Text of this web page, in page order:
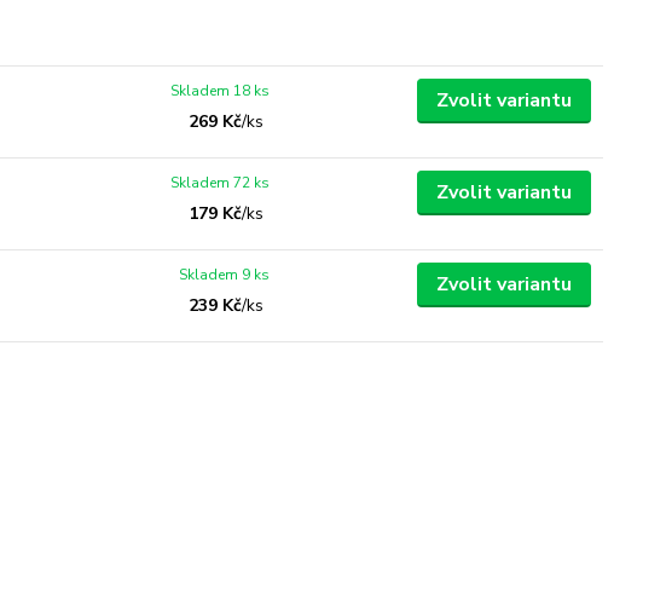
269 Kč/ks
Skladem 18 ks Zvolit variantu
179 Kč/ks
Skladem 72 ks Zvolit variantu
239 Kč/ks
Skladem 9 ks Zvolit variantu